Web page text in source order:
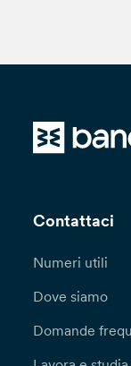
Contattaci
Numeri utili
Dove siamo
Domande